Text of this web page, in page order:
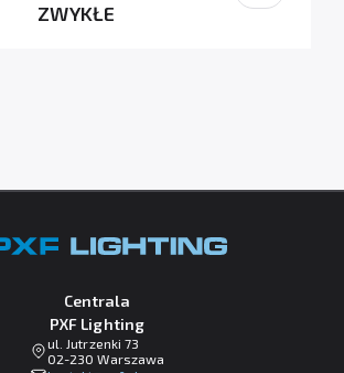
ZWYKŁE
Centrala
PXF Lighting
ul. Jutrzenki 73
02-230 Warszawa